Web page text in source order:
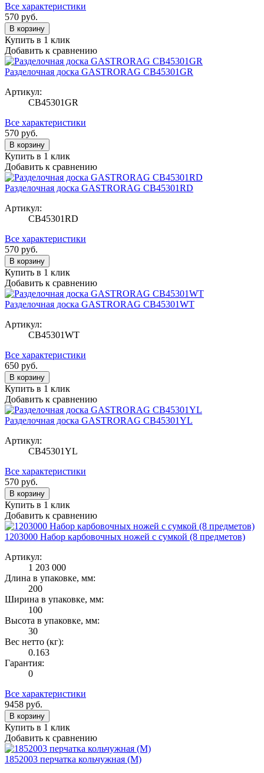
Все характеристики
570 руб.
В корзину
Купить в 1 клик
Добавить к сравнению
Разделочная доска GASTRORAG CB45301GR
Артикул:
CB45301GR
Все характеристики
570 руб.
В корзину
Купить в 1 клик
Добавить к сравнению
Разделочная доска GASTRORAG CB45301RD
Артикул:
CB45301RD
Все характеристики
570 руб.
В корзину
Купить в 1 клик
Добавить к сравнению
Разделочная доска GASTRORAG CB45301WT
Артикул:
CB45301WT
Все характеристики
650 руб.
В корзину
Купить в 1 клик
Добавить к сравнению
Разделочная доска GASTRORAG CB45301YL
Артикул:
CB45301YL
Все характеристики
570 руб.
В корзину
Купить в 1 клик
Добавить к сравнению
1203000 Набор карбовочных ножей с сумкой (8 предметов)
Артикул:
1 203 000
Длина в упаковке, мм:
200
Ширина в упаковке, мм:
100
Высота в упаковке, мм:
30
Вес нетто (кг):
0.163
Гарантия:
0
Все характеристики
9458 руб.
В корзину
Купить в 1 клик
Добавить к сравнению
1852003 перчатка кольчужная (M)